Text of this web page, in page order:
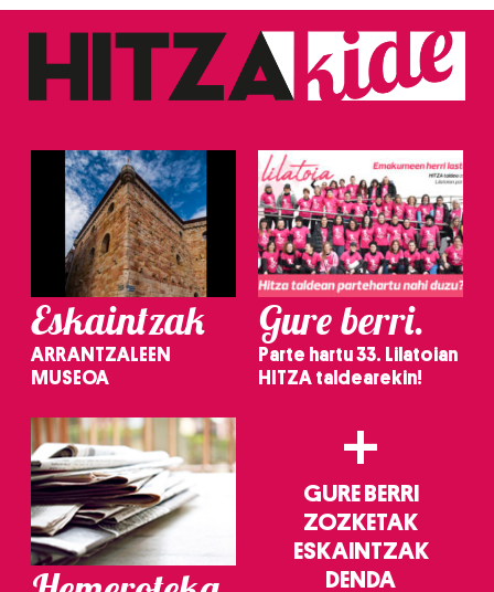
zerbitzuak hobetzeko asmoz, cookie teknologiaz
baliatzen gara. Ohar hau onartuz gero, teknologia hori
erabiltzeko baimen esplizitua ematen diguzu. Gehiago
Eskaintzak
ARRANTZALEEN
MUSEOA
Gure berri.
Parte hartu 33. Lilatoian
HITZA taldearekin!
+
GURE BERRI
ZOZKETAK
ESKAINTZAK
DENDA